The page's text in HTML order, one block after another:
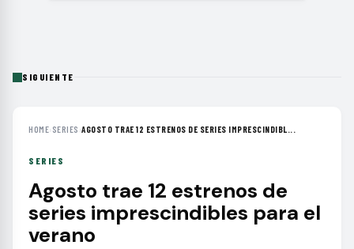
SIGUIENTE
HOME› SERIES ›AGOSTO TRAE 12 ESTRENOS DE SERIES IMPRESCINDIBL...
SERIES
Agosto trae 12 estrenos de
series imprescindibles para el
verano